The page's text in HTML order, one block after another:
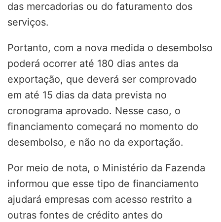
das mercadorias ou do faturamento dos
serviços.
Portanto, com a nova medida o desembolso
poderá ocorrer até 180 dias antes da
exportação, que deverá ser comprovado
em até 15 dias da data prevista no
cronograma aprovado. Nesse caso, o
financiamento começará no momento do
desembolso, e não no da exportação.
Por meio de nota, o Ministério da Fazenda
informou que esse tipo de financiamento
ajudará empresas com acesso restrito a
outras fontes de crédito antes do